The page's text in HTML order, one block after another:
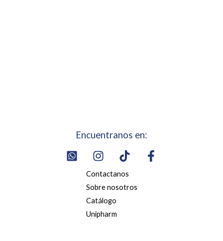
Encuentranos en:
Contactanos
Sobre nosotros
Catálogo
Unipharm